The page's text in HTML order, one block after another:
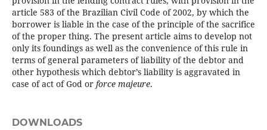
article 583 of the Brazilian Civil Code of 2002, by which the
borrower is liable in the case of the principle of the sacrifice
of the proper thing. The present article aims to develop not
only its foundings as well as the convenience of this rule in
terms of general parameters of liability of the debtor and
other hypothesis which debtor’s liability is aggravated in
case of act of God or force majeure.
DOWNLOADS